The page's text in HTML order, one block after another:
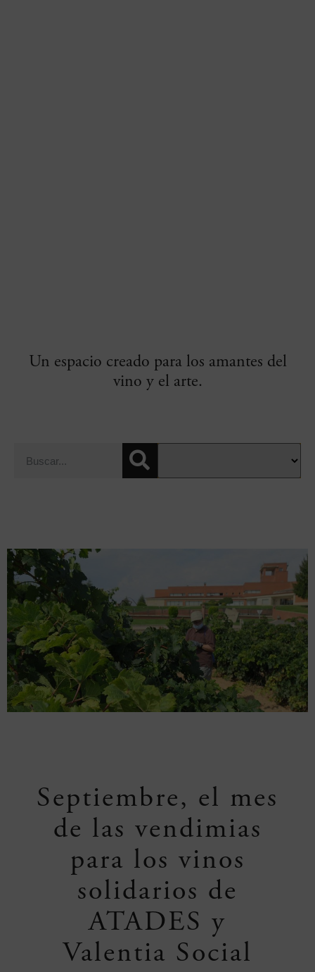
Un espacio creado para los amantes del
vino y el arte.
Septiembre, el mes
de las vendimias
para los vinos
solidarios de
ATADES y
Valentia Social